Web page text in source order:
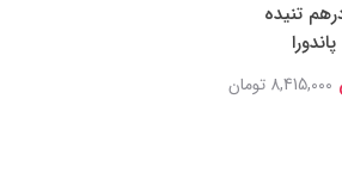
تنیده
8,415,000 تومان